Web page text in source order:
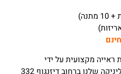
ראייה מקצועית על ידי
אופטומטריסט מומחה בקליניקה שלנו ברחוב דיזנגוף 332